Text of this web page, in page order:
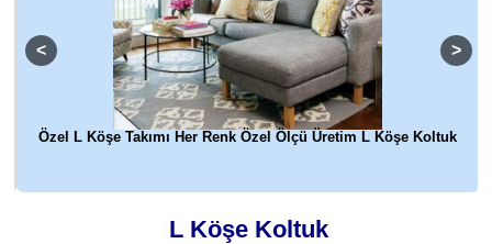
Özel L Köşe Takımı Her Renk Özel Ölçü Üretim L Köşe Koltuk
L Köşe Koltuk